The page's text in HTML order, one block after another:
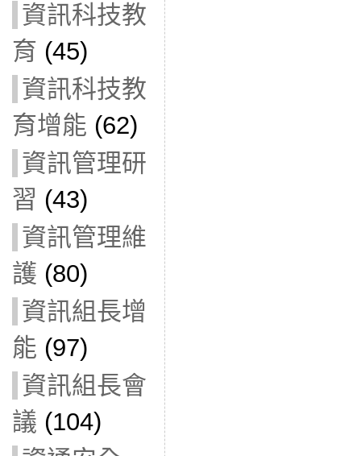
資訊科技教
育 (45)
資訊科技教
育增能 (62)
資訊管理研
習 (43)
資訊管理維
護 (80)
資訊組長增
能 (97)
資訊組長會
議 (104)